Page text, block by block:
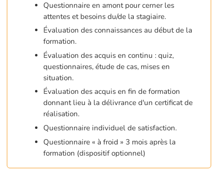
Questionnaire en amont pour cerner les
attentes et besoins du/de la stagiaire.
Évaluation des connaissances au début de la
formation.
Évaluation des acquis en continu : quiz,
questionnaires, étude de cas, mises en
situation.
Évaluation des acquis en fin de formation
donnant lieu à la délivrance d'un certificat de
réalisation.
Questionnaire individuel de satisfaction.
Questionnaire « à froid » 3 mois après la
formation (dispositif optionnel)